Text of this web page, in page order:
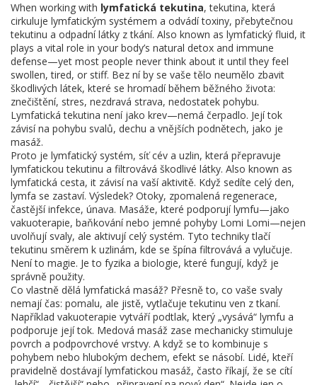
When working with lymfatická tekutina,tekutina, která
cirkuluje lymfatickým systémem a odvádí toxiny, přebytečnou
tekutinu a odpadní látky z tkání. Also known as lymfatický fluid, it
plays a vital role in your body’s natural detox and immune
defense—yet most people never think about it until they feel
swollen, tired, or stiff. Bez ní by se vaše tělo neumělo zbavit
škodlivých látek, které se hromadí během běžného života:
znečištění, stres, nezdravá strava, nedostatek pohybu.
Lymfatická tekutina není jako krev—nemá čerpadlo. Její tok
závisí na pohybu svalů, dechu a vnějších podnětech, jako je
masáž.
Proto je lymfatický systém, síť cév a uzlin, která přepravuje
lymfatickou tekutinu a filtrovává škodlivé látky. Also known as
lymfatická cesta, it závisí na vaší aktivitě. Když sedíte celý den,
lymfa se zastaví. Výsledek? Otoky, zpomalená regenerace,
častější infekce, únava. Masáže, které podporují lymfu—jako
vakuoterapie, baňkování nebo jemné pohyby Lomi Lomi—nejen
uvolňují svaly, ale aktivují celý systém. Tyto techniky tlačí
tekutinu směrem k uzlinám, kde se špína filtrovává a vylučuje.
Není to magie. Je to fyzika a biologie, které fungují, když je
správně použity.
Co vlastně dělá lymfatická masáž? Přesně to, co vaše svaly
nemají čas: pomalu, ale jistě, vytlačuje tekutinu ven z tkaní.
Například vakuoterapie vytváří podtlak, který „vysává“ lymfu a
podporuje její tok. Medová masáž zase mechanicky stimuluje
povrch a podpovrchové vrstvy. A když se to kombinuje s
pohybem nebo hlubokým dechem, efekt se násobí. Lidé, kteří
pravidelně dostávají lymfatickou masáž, často říkají, že se cítí